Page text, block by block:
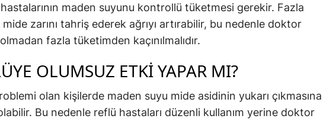
maden suyunu kontrollü tüketmesi gerekir. Fazla
zarını tahriş ederek ağrıyı artırabilir, bu nedenle doktor
fazla tüketimden kaçınılmalıdır.
OLUMSUZ ETKI YAPAR MI?
olan kişilerde maden suyu mide asidinin yukarı çıkmasına
Bu nedenle reflü hastaları düzenli kullanım yerine doktor